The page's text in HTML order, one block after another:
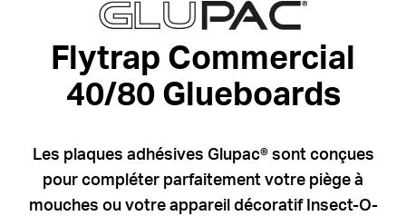
Flytrap
Flytrap Commercial
40/80 Glueboards
Les plaques adhésives Glupac® sont conçues
pour compléter parfaitement votre piège à
mouches ou votre appareil décoratif Insect-O-